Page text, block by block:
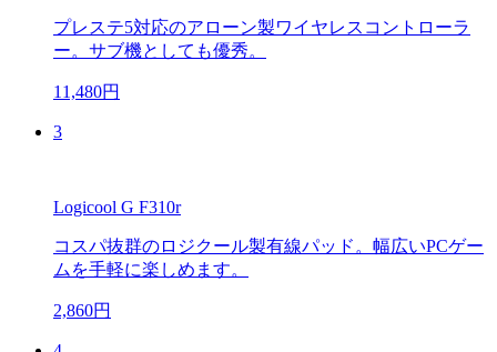
プレステ5対応のアローン製ワイヤレスコントローラ
ー。サブ機としても優秀。
11,480円
3
Logicool G F310r
コスパ抜群のロジクール製有線パッド。幅広いPCゲー
ムを手軽に楽しめます。
2,860円